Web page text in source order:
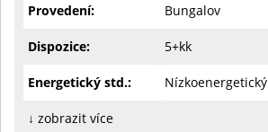
Provedení: Bungalov
Dispozice: 5+kk
Energetický std.: Nízkoenergetický
↓ zobrazit více